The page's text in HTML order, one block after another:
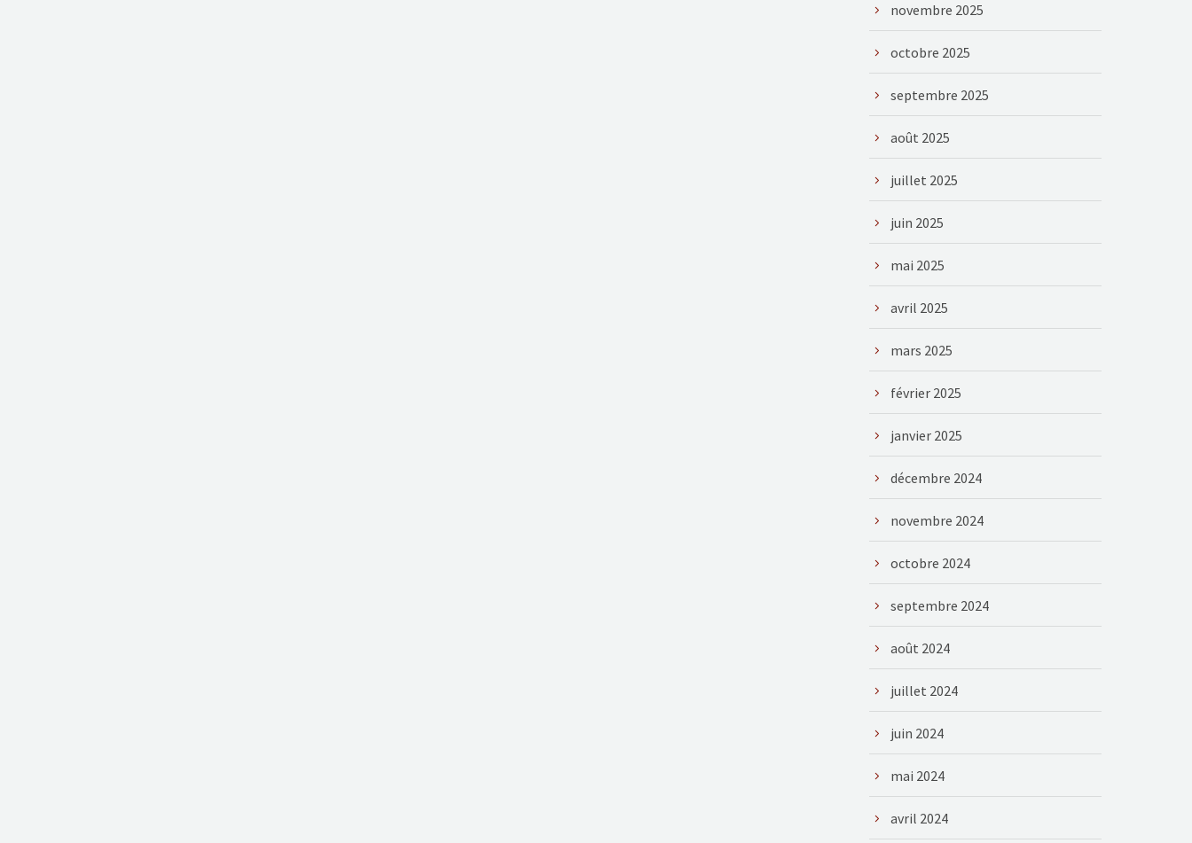
novembre 2025
octobre 2025
septembre 2025
août 2025
juillet 2025
juin 2025
mai 2025
avril 2025
mars 2025
février 2025
janvier 2025
décembre 2024
novembre 2024
octobre 2024
septembre 2024
août 2024
juillet 2024
juin 2024
mai 2024
avril 2024